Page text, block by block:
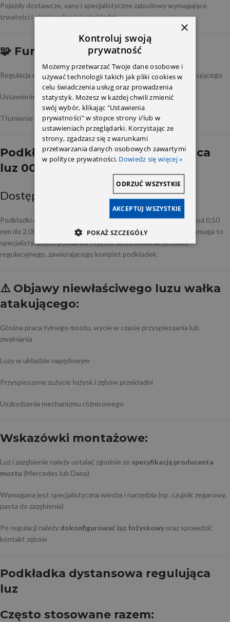
Pojazdy dostawcze, vany i specjalistyczne zabudowy wymagające
trwałości i niezawodności przekładni
🧩 Funkcja:
Regulacja wstępnego napięciałożysk stożkowych wałka atakującego
Ustawienie głębokości zazębieniaz kołem talerzowym
Tłumienie mikrodrgań i stabilizacja osiowa wałka
Podkładka dystansowa regulująca
luz 0039920580
Dostępność wymiarowa:
Podkładki dystansowe występują w różnych grubościach (np. od 0,50
mm do 2,00 mm), co pozwala naprecyzyjne dobranie luzu
. Wymaga to
specjalistycznych pomiarów i często zastosowania zestawu
regulacyjnego, zawierającego komplet podkładek.
⚠️ Objawy niewłaściwego luzu wałka
atakującego:
Głośna praca tylnego mostu, wycie w czasie przyspieszania lub
zwalniania
Luzy w układzie napędowym
Przyspieszone zużycie łożysk i zębów przekładni
Uszkodzenia mechanizmu różnicowego
Wskazówki montażowe:
Luz i zazębienie należy ustalać zgodnie ze specyfikacją producenta
mostu (Mercedes lub Dana)
Wymagana jest specjalistyczna wiedza i narzędzia (np. czujnik zegarowy,
pasta do zazębienia)
Po regulacji należy dokonfigurować luz łożyskowy oraz sprawdzić
kontakt zębów
Podkładka dystansowa regulująca
luz
Często stosowane razem:
×
Kontroluj swoją
prywatność
Możemy przetwarzać Twoje dane osobowe i
używać technologii takich jak pliki cookies w
celu świadczenia usług oraz prowadzenia
statystyk. Możesz w każdej chwili zmienić
swój wybór, klikając "Ustawienia
prywatności" w stopce strony i/lub w
ustawieniach przeglądarki. Korzystając ze
strony, zgadzasz się z warunkami
przetwarzania danych osobowych zawartymi
w polityce prywatności. Dowiedz się więcej »
AKCEPTUJ WSZYSTKIE
ODRZUĆ WSZYSTKIE
POKAŻ SZCZEGÓŁY